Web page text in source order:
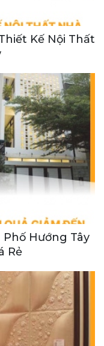
Kế Nội Thất
Hướng Tây
Rẻ